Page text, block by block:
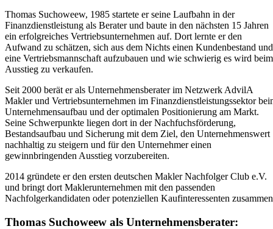
Thomas Suchoweew, 1985 startete er seine Laufbahn in der
Finanzdienstleistung als Berater und baute in den nächsten 15 Jahren
ein erfolgreiches Vertriebsunternehmen auf. Dort lernte er den
Aufwand zu schätzen, sich aus dem Nichts einen Kundenbestand und
eine Vertriebsmannschaft aufzubauen und wie schwierig es wird beim
Ausstieg zu verkaufen.
Seit 2000 berät er als Unternehmensberater im Netzwerk AdvilA
Makler und Vertriebsunternehmen im Finanzdienstleistungssektor
Unternehmensaufbau und der optimalen Positionierung am Markt.
Seine Schwerpunkte liegen dort in der Nachfuchsförderung,
Bestandsaufbau und Sicherung mit dem Ziel, den Unternehmenswert
nachhaltig zu steigern und für den Unternehmer einen
gewinnbringenden Ausstieg vorzubereiten.
2014 gründete er den ersten deutschen Makler Nachfolger Club e.V.
und bringt dort Maklerunternehmen mit den passenden
Nachfolgerkandidaten oder potenziellen Kaufinteressenten
Thomas Suchoweew als Unternehmensberater: